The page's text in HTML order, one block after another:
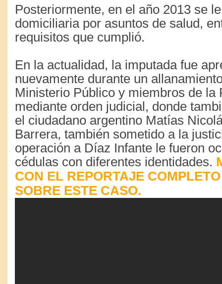
Posteriormente, en el año 2013 se
domiciliaria por asuntos de salud,
requisitos que cumplió.
En la actualidad, la imputada fue
nuevamente durante un
Ministerio Público y miembros de la
mediante orden judicial, donde
el ciudadano argentino Matías
Barrera, también sometido a la
operación a Díaz Infante le fueron
cédulas con diferentes identidades.
CON EL REPORTAJE
SOBRE ESTE CASO.